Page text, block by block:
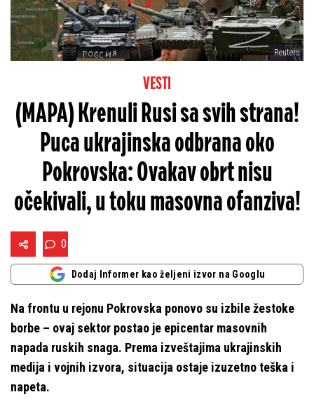
Reuters
VESTI
(MAPA) Krenuli Rusi sa svih strana!
Puca ukrajinska odbrana oko
Pokrovska: Ovakav obrt nisu
očekivali, u toku masovna ofanziva!
0
Dodaj Informer kao željeni izvor na Googlu
Na frontu u rejonu Pokrovska ponovo su izbile žestoke
borbe – ovaj sektor postao je epicentar masovnih
napada ruskih snaga. Prema izveštajima ukrajinskih
medija i vojnih izvora, situacija ostaje izuzetno teška i
napeta.